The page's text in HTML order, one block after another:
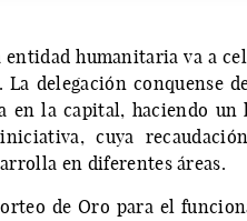
entidad humanitaria va a
delegación conquense
en la capital, haciendo
cuya
en diferentes áreas.
de Oro para el